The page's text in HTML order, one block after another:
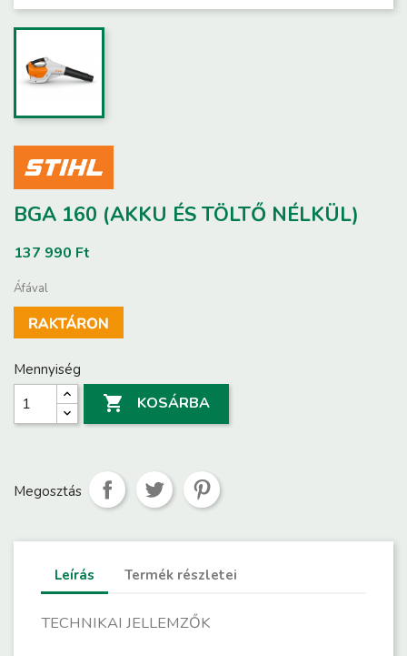
BGA 160 (AKKU ÉS TÖLTŐ NÉLKÜL)
137 990 Ft
Áfával
Mennyiség
 KOSÁRBA
Megosztás
Leírás Termék részletei
TECHNIKAI JELLEMZŐK